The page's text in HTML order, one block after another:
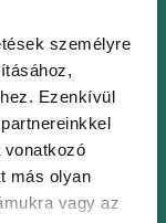
személyre
Ezenkívül
vonatkozó
más olyan
vagy az